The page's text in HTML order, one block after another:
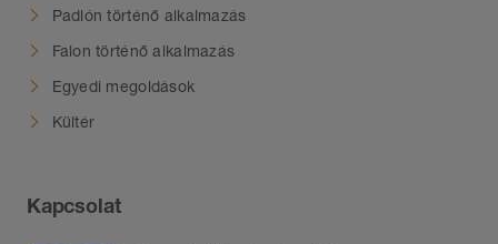
Padlón történő alkalmazás
Falon történő alkalmazás
Egyedi megoldások
Kültér
Kapcsolat